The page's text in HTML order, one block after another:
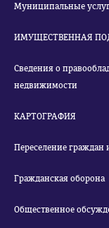
Муниципальные
ИМУЩЕСТВЕННАЯ
Сведения о
недвижимости
КАРТОГРАФИЯ
Переселение
Гражданская оборона
Общественное